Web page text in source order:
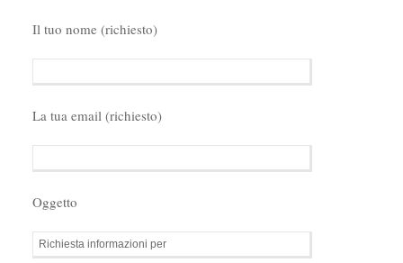
Il tuo nome (richiesto)
La tua email (richiesto)
Oggetto